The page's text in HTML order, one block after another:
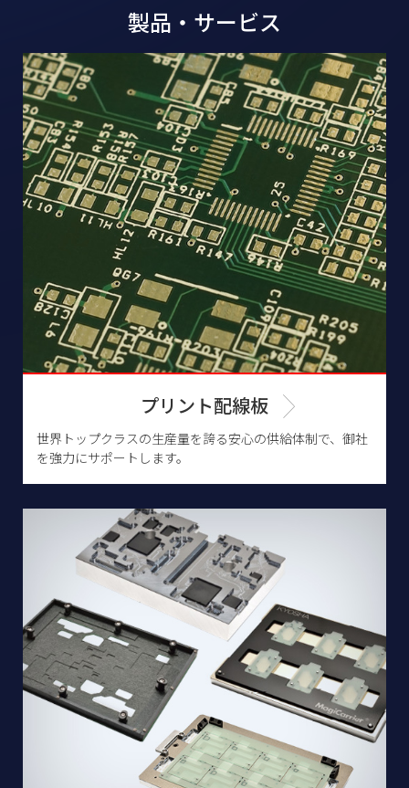
製品・サービス
プリント配線板
世界トップクラスの生産量を誇る安心の供給体制で、御社
を強力にサポートします。